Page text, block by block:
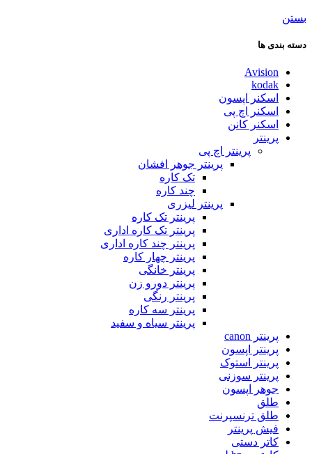
بستن
دسته بندی ها
Avision
kodak
اسکنر اپسون
اسکنر اچ پی
اسکنر کانن
پرینتر
پرینتر اچ پی
پرینتر جوهر افشان
تک کاره
چند کاره
پرینتر لیزری
پرینتر تک کاره
پرینتر تک کاره اداری
پرینتر چند کاره اداری
پرینتر چهار کاره
پرینتر خانگی
پرینتر دورو زن
پرینتر رنگی
پرینتر سه کاره
پرینتر سیاه و سفید
پرینتر canon
پرینتر اپسون
پرینتر استوک
پرینتر سوزنی
جوهر اپسون
طلق
طلق ترنسپرنت
فیش پرینتر
کاتر دستی